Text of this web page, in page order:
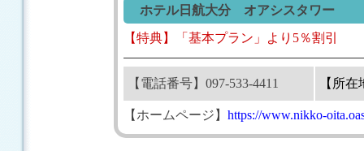
ホテル日航大分 オアシスタワー
【特典】「基本プラン」より5％割引
【電話番号】097-533-4411 【所在
【ホームページ】 https://www.nikko-